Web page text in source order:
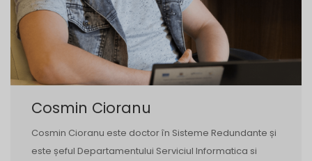
Cosmin Cioranu
Cosmin Cioranu este doctor în Sisteme Redundante și
este șeful Departamentului Serviciul Informatica si